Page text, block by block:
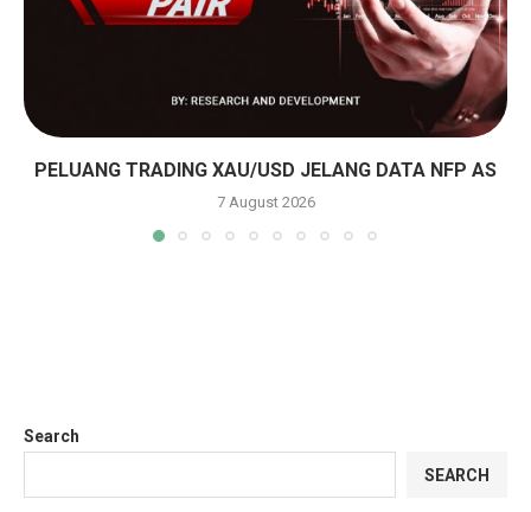
PELUANG TRADING XAU/USD JELANG DATA NFP AS
7 August 2026
Search
SEARCH